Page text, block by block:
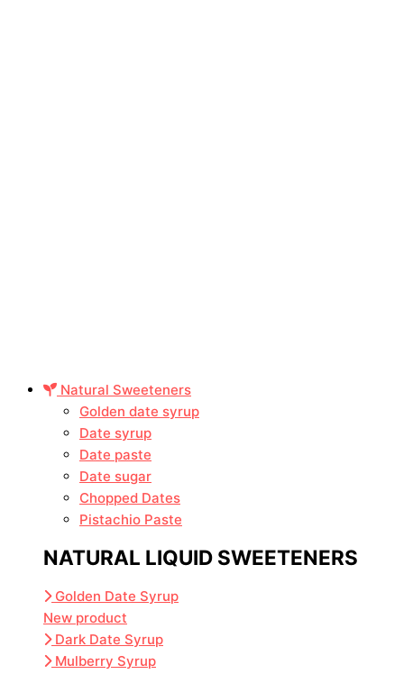
Natural Sweeteners
Golden date syrup
Date syrup
Date paste
Date sugar
Chopped Dates
Pistachio Paste
NATURAL LIQUID SWEETENERS
Golden Date Syrup
New product
Dark Date Syrup
Mulberry Syrup